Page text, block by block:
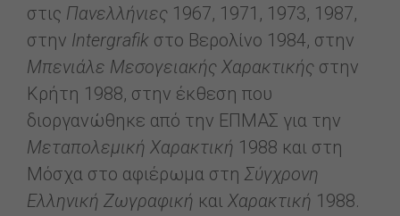
στις Πανελλήνιες 1967, 1971, 1973, 1987,
στην Intergrafik στο Βερολίνο 1984, στην
Μπενιάλε Μεσογειακής Χαρακτικής στην
Κρήτη 1988, στην έκθεση που
διοργανώθηκε από την ΕΠΜΑΣ για την
Μεταπολεμική Χαρακτική 1988 και στη
Μόσχα στο αφιέρωμα στη Σύγχρονη
Ελληνική Ζωγραφική και Χαρακτική 1988.